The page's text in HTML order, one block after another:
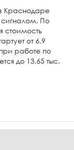
Краснодаре
сигналом. По
стоимость
от 6,9
работе по
до 13,65 тыс.